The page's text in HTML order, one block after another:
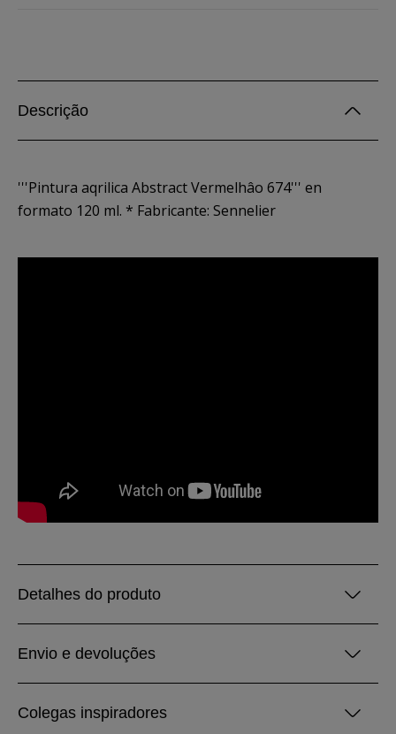
Descrição
'''Pintura aqrilica Abstract Vermelhâo 674''' en
formato 120 ml. * Fabricante: Sennelier
Detalhes do produto
Envio e devoluções
Colegas inspiradores